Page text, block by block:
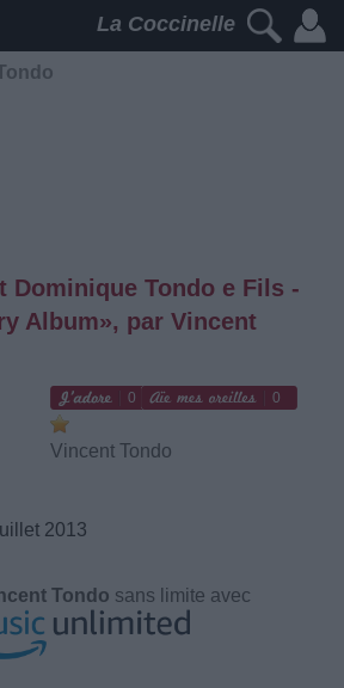
La Coccinelle
Dominique Tondo e Fils -
Album», par Vincent
0 0
Vincent Tondo
2013
Tondo sans limite avec